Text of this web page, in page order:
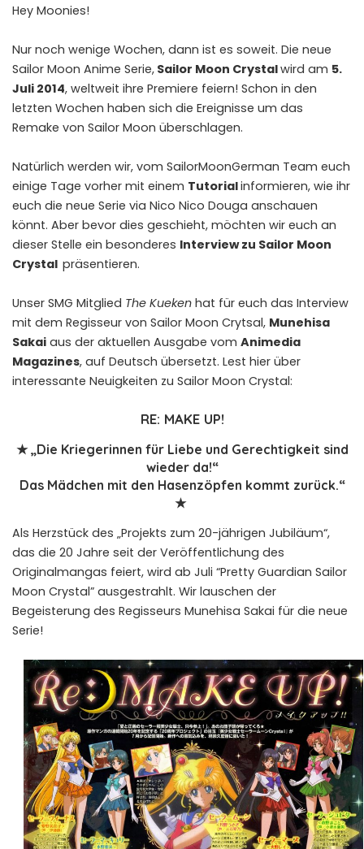
Hey Moonies!
Nur noch wenige Wochen, dann ist es soweit. Die neue
Sailor Moon Anime Serie, Sailor Moon Crystalwird am 5.
Juli 2014, weltweit ihre Premiere feiern! Schon in den
letzten Wochen haben sich die Ereignisse um das
Remake von Sailor Moon überschlagen.
Natürlich werden wir, vom SailorMoonGerman Team euch
einige Tage vorher mit einem Tutorialinformieren, wie ihr
euch die neue Serie via Nico Nico Douga anschauen
könnt. Aber bevor dies geschieht, möchten wir euch an
dieser Stelle ein besonderes Interview zu Sailor Moon
Crystal präsentieren.
Unser SMG Mitglied The Kueken hat für euch das Interview
mit dem Regisseur von Sailor Moon Crytsal, Munehisa
Sakai aus der aktuellen Ausgabe vom Animedia
Magazines, auf Deutsch übersetzt. Lest hier über
interessante Neuigkeiten zu Sailor Moon Crystal:
RE: MAKE UP!
★ „Die Kriegerinnen für Liebe und Gerechtigkeit sind
wieder da!“
Das Mädchen mit den Hasenzöpfen kommt zurück.“
★
Als Herzstück des „Projekts zum 20-jährigen Jubiläum“,
das die 20 Jahre seit der Veröffentlichung des
Originalmangas feiert, wird ab Juli “Pretty Guardian Sailor
Moon Crystal” ausgestrahlt. Wir lauschen der
Begeisterung des Regisseurs Munehisa Sakai für die neue
Serie!